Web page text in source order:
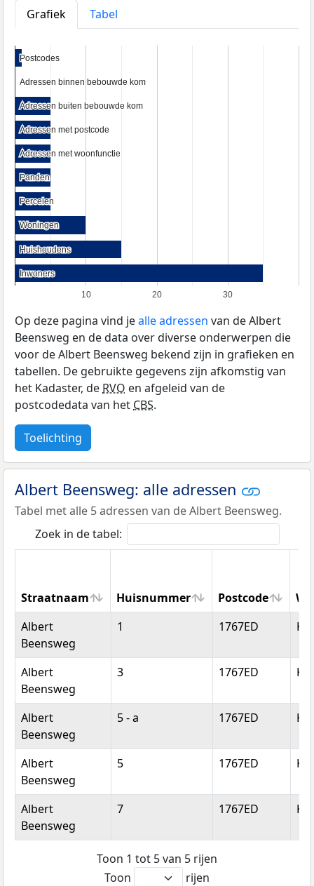
Grafiek
Tabel
10 20 30
Postcodes
Postcodes
Adressen binnen bebouwde kom
Adressen binnen bebouwde kom
Adressen buiten bebouwde kom
Adressen buiten bebouwde kom
Adressen met postcode
Adressen met postcode
Adressen met woonfunctie
Adressen met woonfunctie
Panden
Panden
Percelen
Percelen
Woningen
Woningen
Huishoudens
Huishoudens
Inwoners
Inwoners
Op deze pagina vind jealle adressen van de Albert
Beensweg en de data over diverse onderwerpen die
voor de Albert Beensweg bekend zijn in grafieken en
tabellen. De gebruikte gegevens zijn afkomstig van
het Kadaster, de RVO en afgeleid van de
postcodedata van het CBS.
Toelichting
Albert Beensweg: alle adressen
Tabel met alle 5 adressen van de Albert Beensweg.
Zoek in de tabel:
Straatnaam Huisnummer Postcode
Straatnaam
Huisnummer Postcode
Albert
Beensweg
1 1767ED
Albert
Beensweg
3 1767ED
Albert
Beensweg
5 - a 1767ED
Albert
Beensweg
5 1767ED
Albert
Beensweg
7 1767ED
Toon 1 tot 5 van 5 rijen
Toon
rijen